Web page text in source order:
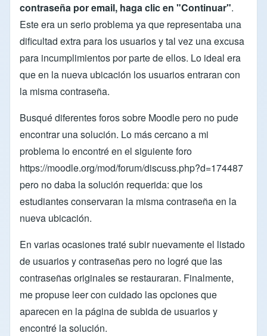
contraseña por email, haga clic en "Continuar".
Este era un serio problema ya que representaba una
dificultad extra para los usuarios y tal vez una excusa
para incumplimientos por parte de ellos. Lo ideal era
que en la nueva ubicación los usuarios entraran con
la misma contraseña.
Busqué diferentes foros sobre Moodle pero no pude
encontrar una solución. Lo más cercano a mi
problema lo encontré en el siguiente foro
https://moodle.org/mod/forum/discuss.php?d=174487
pero no daba la solución requerida: que los
estudiantes conservaran la misma contraseña en la
nueva ubicación.
En varias ocasiones traté subir nuevamente el listado
de usuarios y contraseñas pero no logré que las
contraseñas originales se restauraran. Finalmente,
me propuse leer con cuidado las opciones que
aparecen en la página de subida de usuarios y
encontré la solución.